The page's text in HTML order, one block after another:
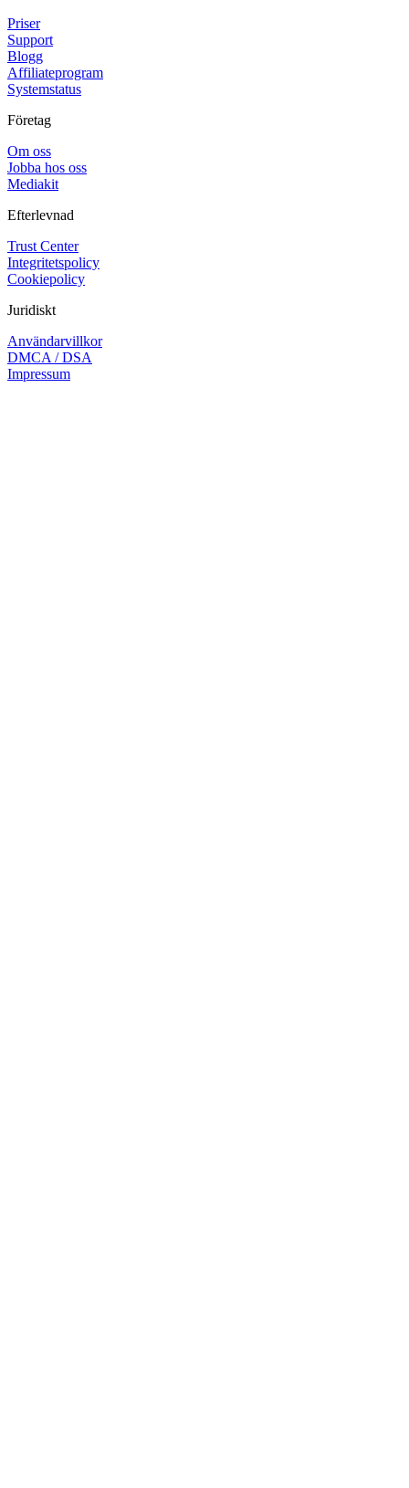
Priser
Support
Blogg
Affiliateprogram
Systemstatus
Företag
Om oss
Jobba hos oss
Mediakit
Efterlevnad
Trust Center
Integritetspolicy
Cookiepolicy
Juridiskt
Användarvillkor
DMCA / DSA
Impressum